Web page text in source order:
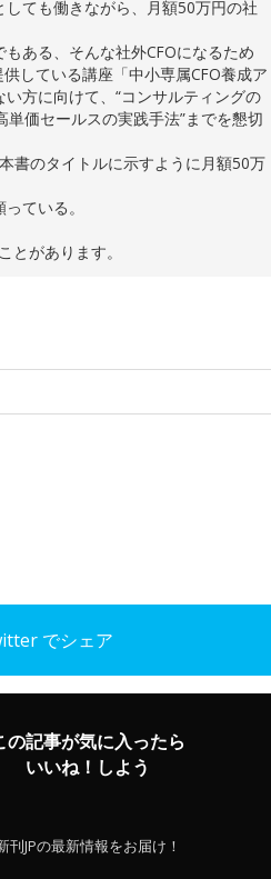
ても働きながら、月額50万円の社
ある、そんな社外CFOになるため
している講座「中小専属CFO養成ア
方に向けて、“コンサルティングの
単価セールスの実践手法”までを懇切
書のタイトルに示すように月額50万
ている。
があります。
でシェア
の記事が気に入ったら
いいね！しよう
刊JPの最新情報をお届け！